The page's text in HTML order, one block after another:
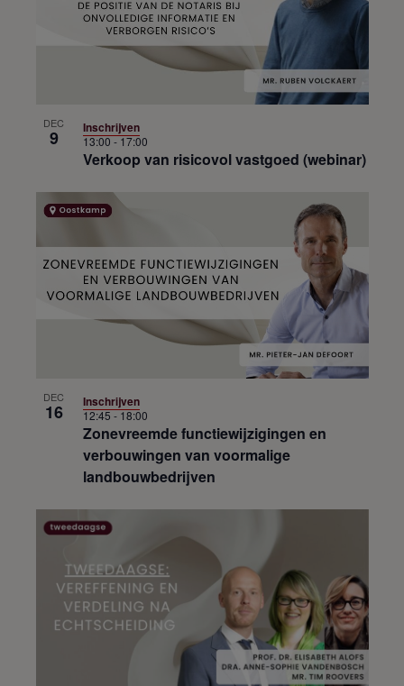
DEC
9
Verkoop van risicovol vastgoed (webinar)
13:00-17:00
Inschrijven
DEC
16
Zonevreemde functiewijzigingen en
verbouwingen van voormalige
landbouwbedrijven
12:45-18:00
Inschrijven